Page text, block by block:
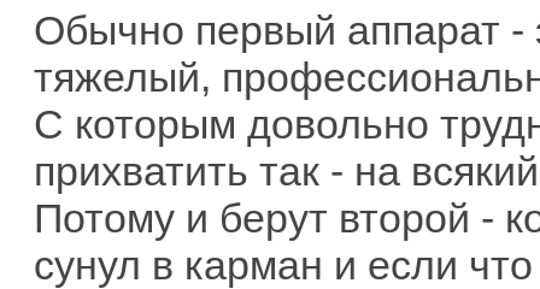
Обычно первый аппарат -
тяжелый,
С которым довольно
прихватить так - на
Потому и берут второй -
сунул в карман и если